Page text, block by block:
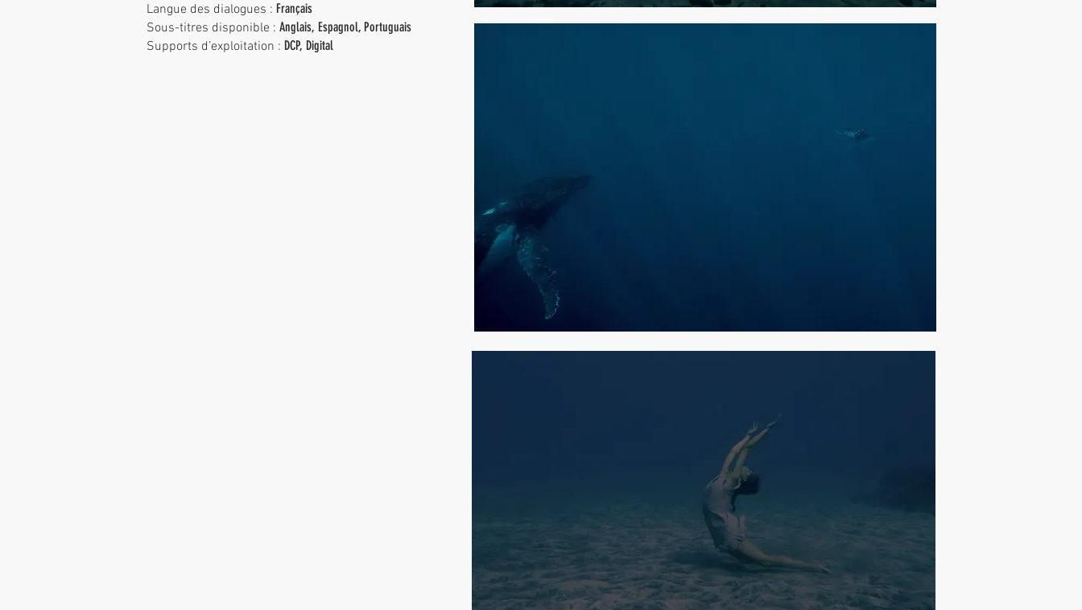
Langue des dialogues : Français
Sous-titres disponible : Anglais, Espagnol, Portuguais
Supports d’exploitation : DCP, Digital